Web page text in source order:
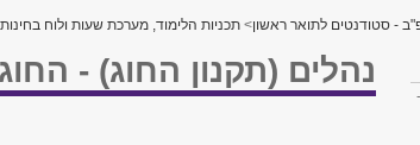
- סטודנטים לתואר ראשון> תכניות הלימוד, מערכת שעות ולוח בחינות
נהלים (תקנון החוג) -